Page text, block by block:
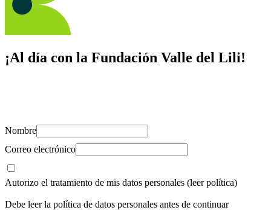
¡Al día con la Fundación Valle del Lili!
Nombre
Correo electrónico
Autorizo el tratamiento de mis datos personales (leer política)
Debe leer la política de datos personales antes de continuar